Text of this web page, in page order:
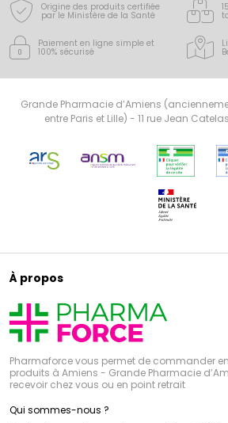
Origine des produits certifiée
par le Ministère de la Santé
Paiement en ligne simple et
100% sécurisé
Grande Pharmacie d’Amiens
entre Paris et Lille) - 11 rue Jean
À propos
Pharmaforce vous permet de commander
produits à Amiens - Grande Pharmacie
recevoir chez vous ou en point retrait
Qui sommes-nous ?